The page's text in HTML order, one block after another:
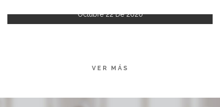
Octubre 22 De 2020
VER MÁS